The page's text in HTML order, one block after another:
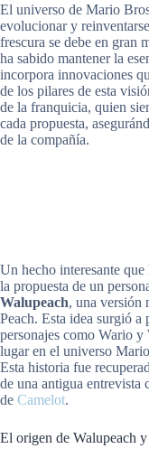
El universo de Mario
evolucionar y
frescura se debe en gran
ha sabido mantener la
incorpora innovaciones
de los pilares de esta
de la franquicia, quien
cada propuesta,
de la compañía.
Un hecho interesante que
la propuesta de un
Walupeach, una versión
Peach. Esta idea surgió
personajes como Wario y
lugar en el universo
Esta historia fue
de una antigua entrevista
de Camelot.
El origen de Walupeach